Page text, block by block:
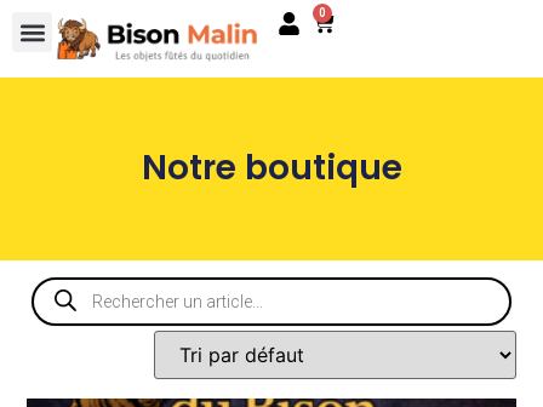
0
Notre boutique